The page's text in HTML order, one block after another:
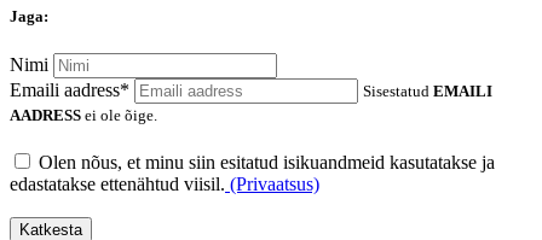
Jaga:
Nimi
Emaili aadress*
Sisestatud EMAILI
AADRESS ei ole õige.
Olen nõus, et minu siin esitatud isikuandmeid kasutatakse ja
edastatakse ettenähtud viisil. (Privaatsus)
Katkesta